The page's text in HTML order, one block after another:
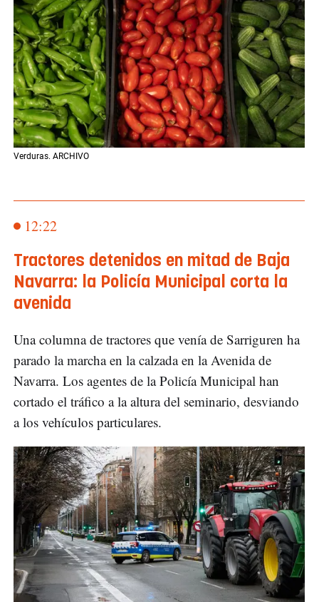
Verduras. ARCHIVO
12:22
Tractores detenidos en mitad de Baja
Navarra: la Policía Municipal corta la
avenida
Una columna de tractores que venía de Sarriguren ha
parado la marcha en la calzada en la Avenida de
Navarra. Los agentes de la Policía Municipal han
cortado el tráfico a la altura del seminario, desviando
a los vehículos particulares.